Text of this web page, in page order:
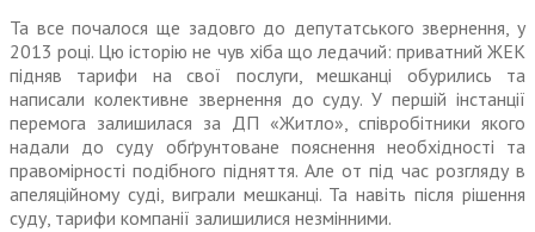
Та все почалося ще задовго до депутатського звернення, у
2013 році. Цю історію не чув хіба що ледачий: приватний ЖЕК
підняв тарифи на свої послуги, мешканці обурились та
написали колек­тивне звернення до суду. У першій інстанції
перемога залишилася за ДП «Житло», співробітники якого
надали до суду обґрунтоване пояснення необхідності та
право­мірності подібного підняття. Але от під час розгляду в
апеляцій­ному суді, виграли мешканці. Та навіть після рішення
суду, тарифи компанії залишилися незмінними.